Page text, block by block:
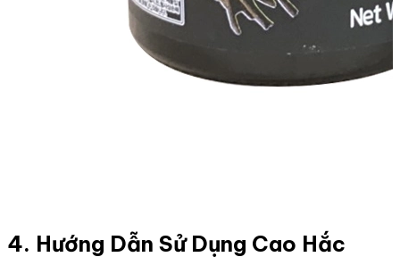
4. Hướng Dẫn Sử Dụng Cao Hắc